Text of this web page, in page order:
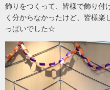
飾りをつくって、皆様で飾り付
く分からなかったけど、皆様楽
っぱいでした☆